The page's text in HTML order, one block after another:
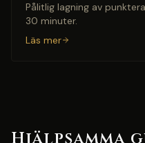
Pålitlig lagning av
30 minuter.
Läs mer